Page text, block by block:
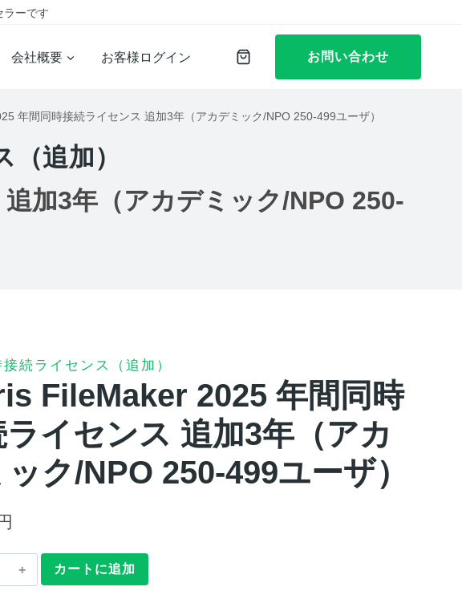
ラーです
会社概要 お客様ログイン お問い合わせ
年間同時接続ライセンス 追加3年（アカデミック/NPO 250-499ユーザ）
追加）
加3年（アカデミック/NPO 250-
続ライセンス（追加）
FileMaker 2025 年間同時
イセンス 追加3年（アカ
ク/NPO 250-499ユーザ）
カートに追加